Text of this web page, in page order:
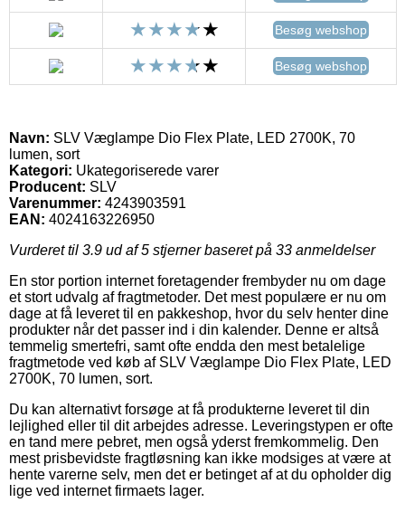
Besøg webshop
Besøg webshop
Navn: SLV Væglampe Dio Flex Plate, LED 2700K, 70
lumen, sort
Kategori: Ukategoriserede varer
Producent: SLV
Varenummer: 4243903591
EAN: 4024163226950
Vurderet til 3.9 ud af 5 stjerner baseret på 33 anmeldelser
En stor portion internet foretagender frembyder nu om dage
et stort udvalg af fragtmetoder. Det mest populære er nu om
dage at få leveret til en pakkeshop, hvor du selv henter dine
produkter når det passer ind i din kalender. Denne er altså
temmelig smertefri, samt ofte endda den mest betalelige
fragtmetode ved køb af SLV Væglampe Dio Flex Plate, LED
2700K, 70 lumen, sort.
Du kan alternativt forsøge at få produkterne leveret til din
lejlighed eller til dit arbejdes adresse. Leveringstypen er ofte
en tand mere pebret, men også yderst fremkommelig. Den
mest prisbevidste fragtløsning kan ikke modsiges at være at
hente varerne selv, men det er betinget af at du opholder dig
lige ved internet firmaets lager.